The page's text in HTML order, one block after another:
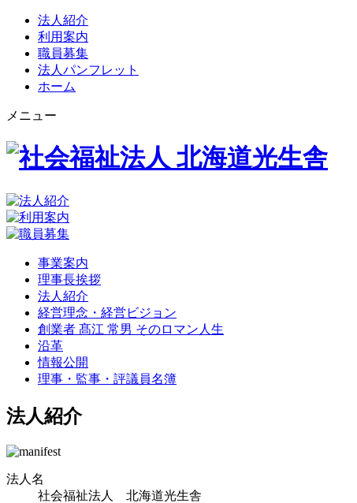
法人紹介
利用案内
職員募集
法人パンフレット
ホーム
メニュー
事業案内
理事長挨拶
法人紹介
経営理念・経営ビジョン
創業者 髙江 常男 そのロマン人生
沿革
情報公開
理事・監事・評議員名簿
法人紹介
法人名
社会福祉法人 北海道光生舎